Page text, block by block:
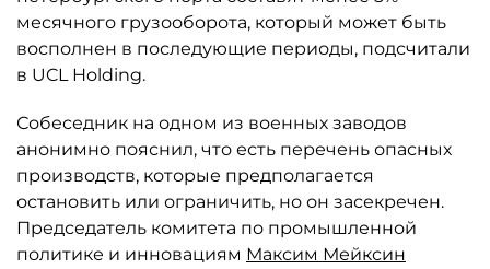
месячного грузооборота, который может быть
восполнен в последующие периоды, подсчитали
в UCL Holding.
Собеседник на одном из военных заводов
анонимно пояснил, что есть перечень опасных
производств, которые предполагается
остановить или ограничить, но он засекречен.
Председатель комитета по промышленной
политике и инновациям Максим Мейксин